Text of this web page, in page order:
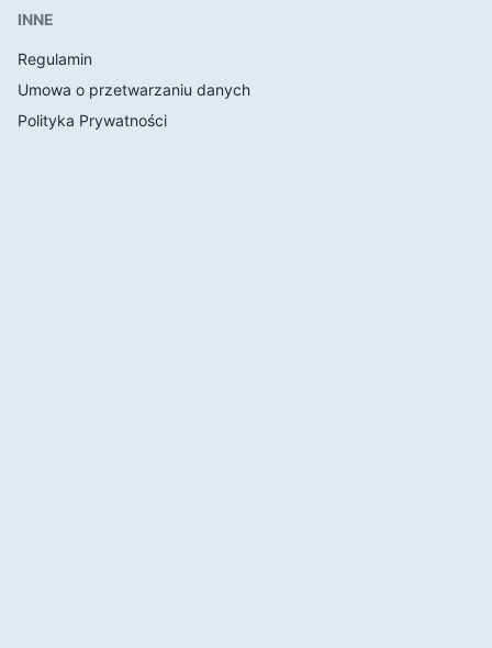
INNE
Regulamin
Umowa o przetwarzaniu danych
Polityka Prywatności